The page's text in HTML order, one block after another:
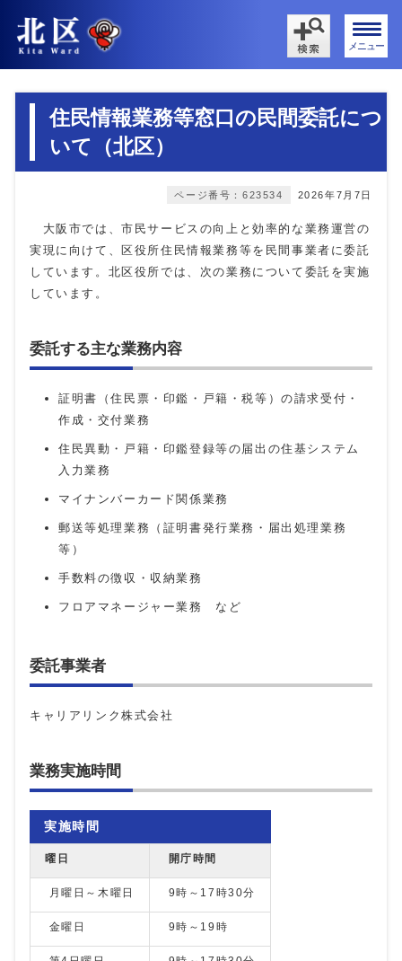
メニュー
住民情報業務等窓口の民間委託につ
いて（北区）
2026年7月7日
ページ番号：623534
大阪市では、市民サービスの向上と効率的な業務運営の
実現に向けて、区役所住民情報業務等を民間事業者に委託
しています。北区役所では、次の業務について委託を実施
しています。
委託する主な業務内容
証明書（住民票・印鑑・戸籍・税等）の請求受付・
作成・交付業務
住民異動・戸籍・印鑑登録等の届出の住基システム
入力業務
マイナンバーカード関係業務
郵送等処理業務（証明書発行業務・届出処理業務
等）
手数料の徴収・収納業務
フロアマネージャー業務 など
委託事業者
キャリアリンク株式会社
業務実施時間
実施時間
曜日 開庁時間
月曜日～木曜日 9時～17時30分
金曜日 9時～19時